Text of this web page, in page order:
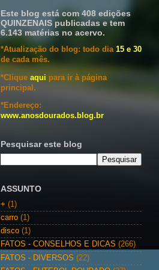
Este blog está com 408 edições
QUINZENAIS publicadas e tem
6.143 matérias no acervo.
*Atualização do blog: todo dia 15 e 30
de cada mês.
*Clique aqui para ir à página
principal.
*Endereço:
www.anosdourados.blog.br
Pesquisar este blog
ASSUNTO
+ (1)
carro (1)
disco (1)
FATOS - CONSELHOS E DICAS (266)
FATOS - DIVERSOS (22)